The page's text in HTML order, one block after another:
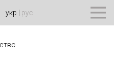
укр рус